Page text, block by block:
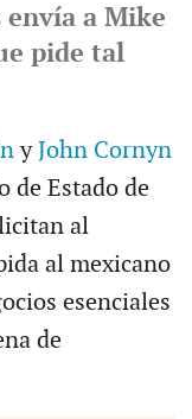
envía a Mike
pide tal
yJohn Cornyn
de Estado de
al
al mexicano
esenciales
de